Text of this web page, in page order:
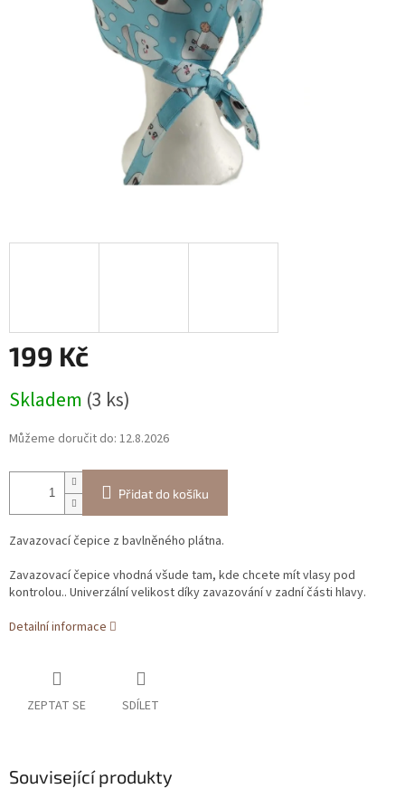
199 Kč
cena:
Skladem (3 ks)
Můžeme doručit do: 12.8.2026
Přidat do košíku
Zavazovací čepice z bavlněného plátna.
Zavazovací čepice vhodná všude tam, kde chcete mít vlasy pod
kontrolou.. Univerzální velikost díky zavazování v zadní části hlavy.
Detailní informace
ZEPTAT SE SDÍLET
Související produkty